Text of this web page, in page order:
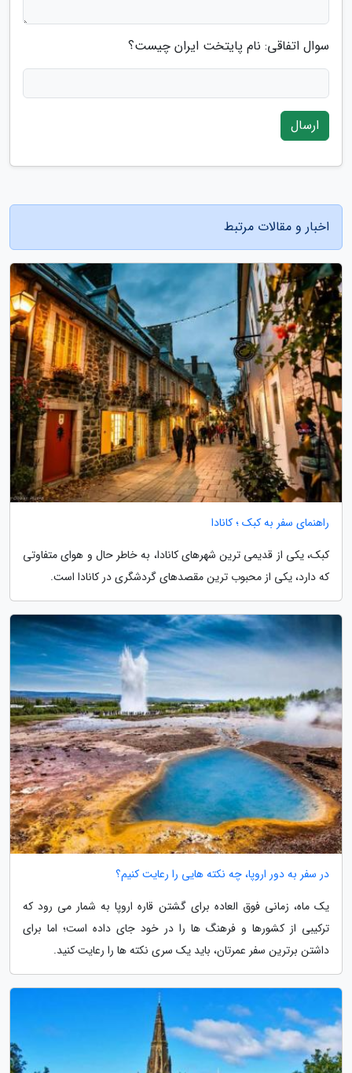
سوال اتفاقی: نام پایتخت ایران چیست؟
ارسال
اخبار و مقالات مرتبط
راهنمای سفر به کبک ؛ کانادا
کبک، یکی از قدیمی ترین شهرهای کانادا، به خاطر حال و هوای متفاوتی
که دارد، یکی از محبوب ترین مقصدهای گردشگری در کانادا است.
در سفر به دور اروپا، چه نکته هایی را رعایت کنیم؟
یک ماه، زمانی فوق العاده برای گشتن قاره اروپا به شمار می رود که
ترکیبی از کشورها و فرهنگ ها را در خود جای داده است؛ اما برای
داشتن برترین سفر عمرتان، باید یک سری نکته ها را رعایت کنید.